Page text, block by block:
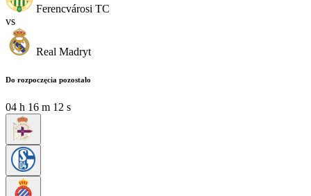
Ferencvárosi TC
vs
Real Madryt
Do rozpoczęcia pozostało
04 h 16 m 12 s